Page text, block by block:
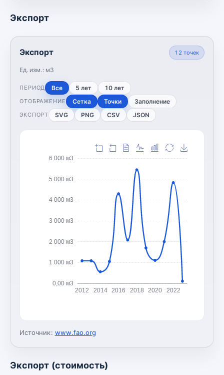
Экспорт
Экспорт
Ед. изм.: м3
12 точек
ПЕРИОД Все 5 лет 10 лет
ОТОБРАЖЕНИЕ Сетка Точки Заполнение
ЭКСПОРТ SVG PNG CSV JSON
0,00 м3
1 000 м3
2 000 м3
3 000 м3
4 000 м3
5 000 м3
6 000 м3
2012 2014 2016 2018 2020 2022
Источник: www.fao.org
Экспорт (стоимость)